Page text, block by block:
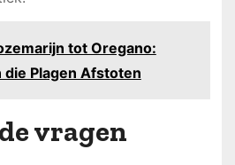
tot Oregano:
Plagen Afstoten
vragen